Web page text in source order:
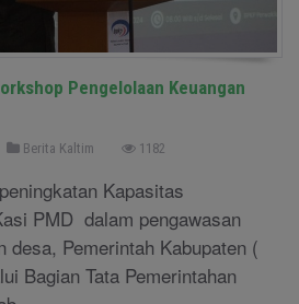
Pengelolaan Keuangan
Berita Kaltim 1182
Kapasitas
PMD dalam pengawasan
desa, Pemerintah Kabupaten (
Bagian Tata Pemerintahan